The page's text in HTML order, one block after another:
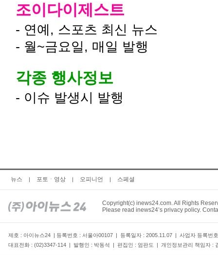
조이다이제스트
- 연예, 스포츠 최신 뉴스
- 월~금요일, 매일 발행
각종 행사정보
- 이슈 발생시 발행
뉴스 | 포토ㆍ영상 | 오피니언 | 스페셜
Copyright(c) inews24.com. All Rights
Please read inews24’s privacy policy.
제호 : 아이뉴스24 | 등록번호 : 서울아00107 | 등록일자 : 2005.11.07 | 사업자 등록번
대표전화 : (02)3347-114 | 발행인 : 박동석 | 편집인 : 엄판도 | 개인정보관리 책임자 :